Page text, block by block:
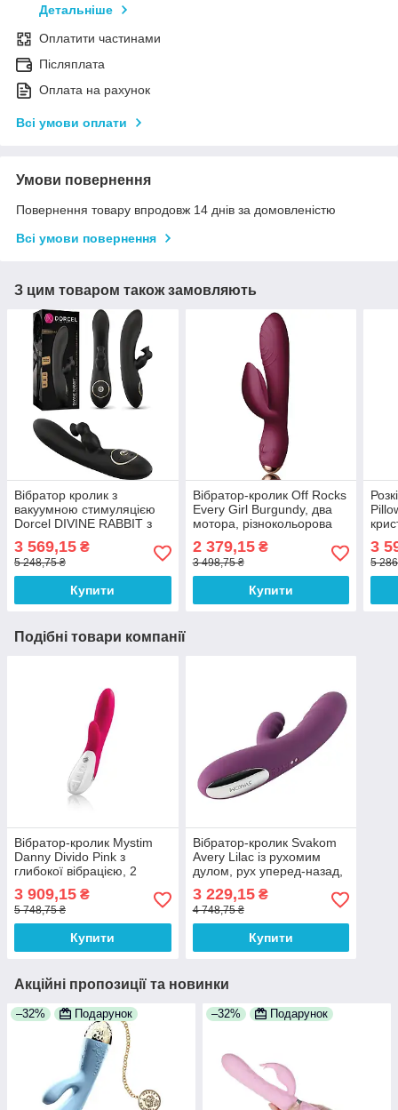
Детальніше
Оплатити частинами
Післяплата
Оплата на рахунок
Всі умови оплати
Умови повернення
Повернення товару впродовж 14 днів за домовленістю
Всі умови повернення
З цим товаром також замовляють
Вібратор кролик з
вакуумною стимуляцією
Dorcel DIVINE RABBIT з
вібрацією, 10 режимів
вібрації: 3 режими вакууму
100% Анонімності
3 569,15 ₴
5 248,75 ₴
Купити
Вібратор-кролик Off Rocks
Every Girl Burgundy, два
мотора, різнокольорова
LED-підсвітка, потужний
100% Анонімності
2 379,15₴
3 498,75 ₴
Купити
3
5
Подібні товари компанії
Вібратор-кролик Mystim
Danny Divido Pink з
глибокої вібрацією, 2
3 909,15 ₴
5 748,75 ₴
Купити
Вібратор-кролик Svakom
Avery Lilac із рухомим
дулом, рух уперед-назад,
3 229,15₴
4 748,75 ₴
Купити
Акційні пропозиції та новинки
–32% Подарунок –32% Подарунок